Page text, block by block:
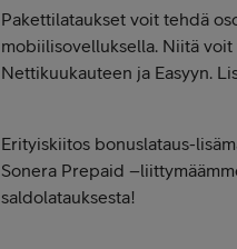
Pakettilataukset voit tehdä
mobiilisovelluksella. Niitä
Nettikuukauteen ja Easyyn.
Erityiskiitos bonuslataus-
Sonera Prepaid
saldolatauksesta!